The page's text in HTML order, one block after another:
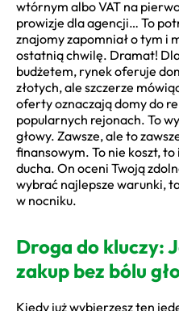
wtórnym albo VAT na
prowizje dla agencji… To
znajomy zapomniał o tym i
ostatnią chwilę. Dramat!
budżetem, rynek oferuje
złotych, ale szczerze
oferty oznaczają domy do
popularnych rejonach. To
głowy. Zawsze, ale to
finansowym. To nie koszt,
ducha. On oceni Twoją
wybrać najlepsze warunki,
w nocniku.
Droga do kluczy:
zakup bez bólu
Kiedy już wybierzesz ten